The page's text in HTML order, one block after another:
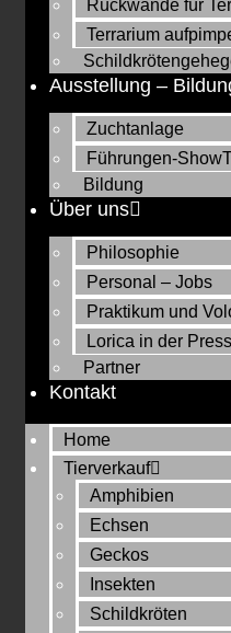
Rückwände für
Terrarium
Ausstellung –
Zuchtanlage
Führungen-
Bildung
Über uns
Philosophie
Personal – Jobs
Praktikum und
Lorica in der
Partner
Kontakt
Home
Tierverkauf
Amphibien
Echsen
Geckos
Insekten
Schildkröten